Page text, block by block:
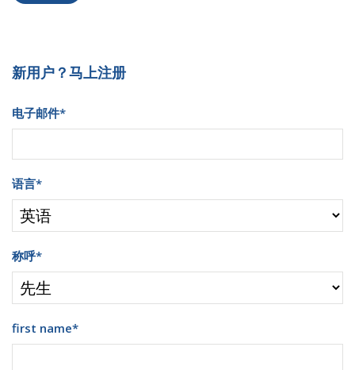
新用户？马上注册
电子邮件*
语言*
称呼*
first name*